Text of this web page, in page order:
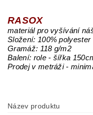
RASOX
materiál pro vyšívání
Složení: 100% polyester
Gramáž: 118 g/m2
Balení: role - šířka
Prodej v metráži -
Název produktu